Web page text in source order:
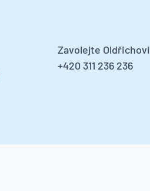
Zavolejte Oldřichovi
+420 311 236 236